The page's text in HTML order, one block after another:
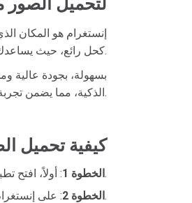
إنستغرام هو المكان
الصور مباشرة. هنا يأتي دور Saveinsta كحل رائع، حيث يساعدك في حفظ الصور المفضلة لديك من إنستغرام بسهولة.
الذكية، مما يضمن تجربة سلسة وخالية من المتاعب عند تحميل الصور من إنستغرام.
كيفية تحميل
الخطوة 1: أولاً، افتح تطبيق إنستغرام على جهازك (الكمبيوتر، أندرويد، آيفون، إلخ).
الخطوة 2: على إنستغرام، افتح منشور إنستغرام (فيديو أو صورة) وانسخ الرابط.